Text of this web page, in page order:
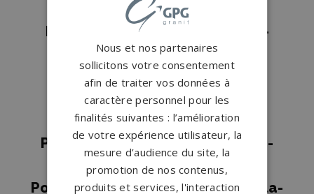
Pompes funèbres Montargis
Pompes funèbres Neuville-aux-
Bois→
Pompes funèbres Olivet
Pompes funèbres Orléans
Pompes funèbres Patay→
Pompes funèbres Saint-Jean-de-
Braye→
Pompes funèbres Saint-Jean-de-la-
Nous et nos partenaires
sollicitons votre consentement
afin de traiter vos données à
caractère personnel pour les
finalités suivantes : l’amélioration
de votre expérience utilisateur, la
mesure d’audience du site, la
promotion de nos contenus,
produits et services, l'interaction